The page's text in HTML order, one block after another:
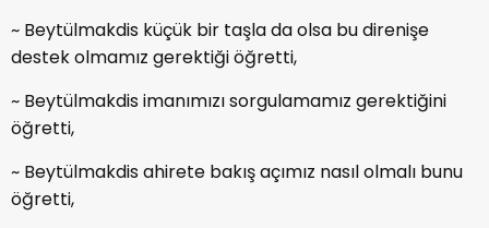
~ Beytülmakdis küçük bir taşla da olsa bu direnişe
destek olmamız gerektiği öğretti,
~ Beytülmakdis imanımızı sorgulamamız gerektiğini
öğretti,
~ Beytülmakdis ahirete bakış açımız nasıl olmalı bunu
öğretti,